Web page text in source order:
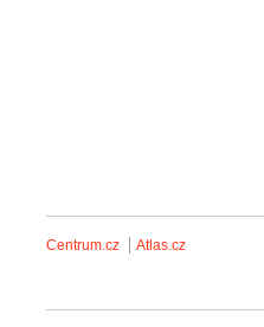
Centrum.cz Atlas.cz